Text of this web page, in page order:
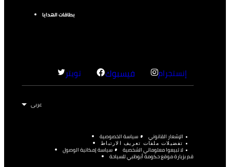
بطاقات الهدايا
تويتر فيسبوك إنستجرام
الإشعار القانوني سياسة الخصوصية
تفضيلات ملفات تعريف الارتباط
لا تبيعوا معلوماتي الشخصية سياسة إمكانية الوصول
قم بزيارة موقع حكومة أبوظبي للسياحة